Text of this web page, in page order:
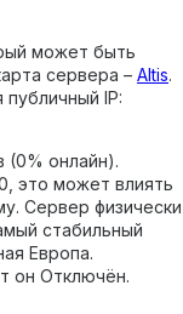
может быть
сервера – Altis.
IP:
(0% онлайн).
это может влиять
Сервер физически
стабильный
Европа.
он Отключён.